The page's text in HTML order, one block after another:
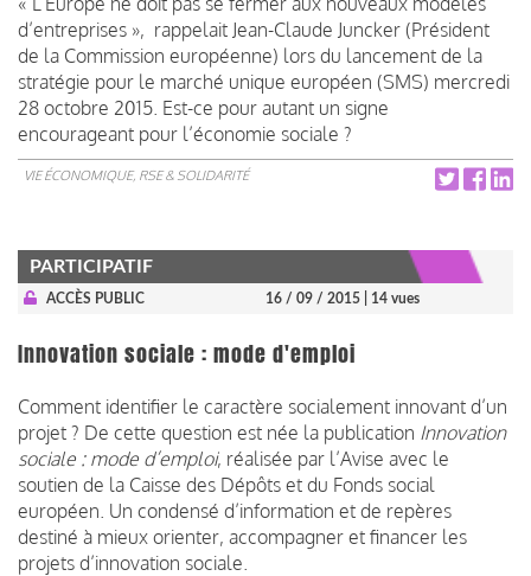
d’entreprises », rappelait Jean-Claude Juncker (Président
de la Commission européenne) lors du lancement de la
stratégie pour le marché unique européen (SMS) mercredi
28 octobre 2015. Est-ce pour autant un signe
encourageant pour l’économie sociale ?
VIE ÉCONOMIQUE, RSE & SOLIDARITÉ
PARTICIPATIF
ACCÈS PUBLIC 16 / 09 / 2015 | 14 vues
Innovation sociale : mode d'emploi
Comment identifier le caractère socialement innovant d’un
projet ? De cette question est née la publication Innovation
sociale : mode d’emploi, réalisée par l’Avise avec le
soutien de la Caisse des Dépôts et du Fonds social
européen. Un condensé d’information et de repères
destiné à mieux orienter, accompagner et financer les
projets d’innovation sociale.